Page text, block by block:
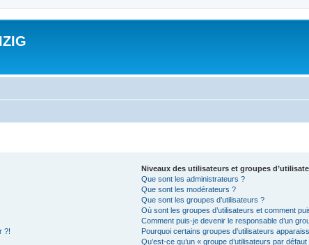
?!
Niveaux des utilisateurs et groupes
Que sont les administrateurs ?
Que sont les modérateurs ?
Que sont les groupes d’utilisateurs ?
Où sont les groupes d’utilisateurs et comment
Comment puis-je devenir le responsable d’un
Pourquoi certains groupes d’utilisateurs
Qu’est-ce qu’un « groupe d’utilisateurs par défaut